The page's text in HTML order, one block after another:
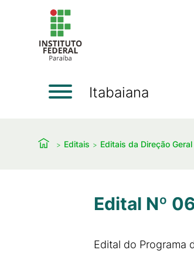
Itabaiana
Editais Editais da Direção Geral
Edital Nº
Edital do Programa